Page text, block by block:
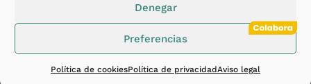
Denegar
Preferencias
Política de cookiesPolítica de privacidadAviso legal
. Diseñado y desarrollo por